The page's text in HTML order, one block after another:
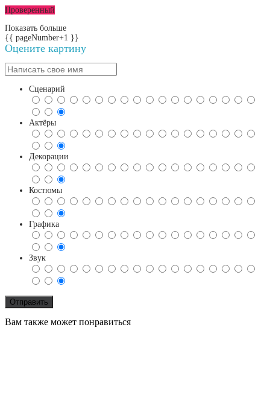
Проверенный
Показать больше
{{ pageNumber+1 }}
Оцените картину
Сценарий
Актёры
Декорации
Костюмы
Графика
Звук
Вам также может понравиться